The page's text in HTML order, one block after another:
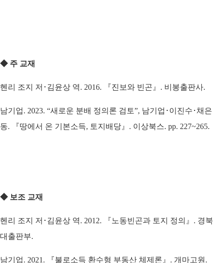
◆ 주 교재
헨리 조지 저･김윤상 역. 2016. 『진보와 빈곤』. 비봉출판사.
남기업. 2023. “새로운 분배 정의론 검토”, 남기업･이진수･채은
동. 『땅에서 온 기본소득, 토지배당』. 이상북스. pp. 227~265.
◆ 보조 교재
헨리 조지 저･김윤상 역. 2012. 『노동빈곤과 토지 정의』. 경북
대출판부.
남기업. 2021. 『불로소득 환수형 부동산 체제론』. 개마고원.